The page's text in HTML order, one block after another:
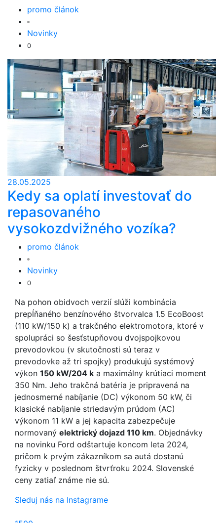
promo článok
Novinky
0
28.05.2025
Kedy sa oplatí investovať do
repasovaného
vysokozdvižného vozíka?
promo článok
Novinky
0
Na pohon obidvoch verzií slúži kombinácia
prepĺňaného benzínového štvorvalca 1.5 EcoBoost
(110 kW/150 k) a trakčného elektromotora, ktoré v
spolupráci so šesťstupňovou dvojspojkovou
prevodovkou (v skutočnosti sú teraz v
prevodovke až tri spojky) produkujú systémový
výkon 150 kW/204 k a maximálny krútiaci moment
350 Nm. Jeho trakčná batéria je pripravená na
jednosmerné nabíjanie (DC) výkonom 50 kW, či
klasické nabíjanie striedavým prúdom (AC)
výkonom 11 kW a jej kapacita zabezpečuje
normovaný elektrický dojazd 110 km. Objednávky
na novinku Ford odštartuje koncom leta 2024,
pričom k prvým zákazníkom sa autá dostanú
fyzicky v poslednom štvrťroku 2024. Slovenské
ceny zatiaľ známe nie sú.
Sleduj nás na Instagrame